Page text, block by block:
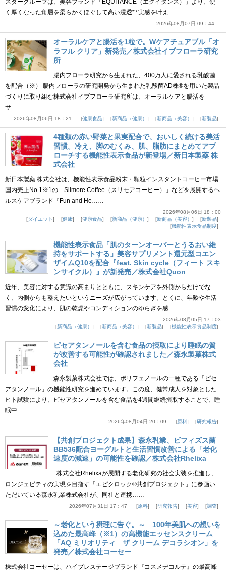
スターグループは、美容ブランド「EQUITANCE（エクイタンス）」より、硬
く厚くなった角層を柔らかくほぐして高い浸透*³ 実感を叶え……
2026年08月07日 09：44
オーラルケアと腸活を1粒で。Wケアチュアブル「オ
ラフル クリア」新発売／株式会社イブフローラ研究
所
腸内フローラ研究から生まれた、400万人に愛される乳酸菌
を配合（※） 腸内フローラの研究開発から生まれた乳酸菌AD株®を用いた製品
づくりに取り組む株式会社イブフローラ研究所は、オーラルケアと腸活を
サ……
2026年08月06日 18：21 健康食品 新商品（健康） 新商品（美容） 新製品
4種類の赤い野菜と果実配合で、おいしく続ける美活
習慣。冷え、脚のむくみ、肌、脂肪にまとめてアプ
ローチする機能性表示食品が新登場／新日本製薬 株
式会社
新日本製薬 株式会社は、機能性表示食品粉末・顆粒インスタントコーヒー市場
国内売上No.1※1の「Slimore Coffee（スリモアコーヒー）」などを展開するヘ
ルスケアブランド『Fun and He……
2026年08月06日 18：00
ダイエット
健康 健康食品 新商品（健康） 新商品（美容）
新製品
機能性表示食品制度
機能性表示食品「肌のターンオーバーとうるおい維
持をサポートする」美容サプリメント還元型コエン
ザイムQ10を配合『feat. Skin cycle（フィート スキ
ンサイクル）』が新発売／株式会社Quon
近年、美容に対する意識の高まりとともに、スキンケアを外側からだけでな
く、内側からも整えたいというニーズが広がっています。とくに、年齢や生活
習慣の変化により、肌の乾燥やコンディションのゆらぎを感……
2026年08月05日 17：03
新商品（健康）
新商品（美容） 新製品 機能性表示食品制度
ピセアタンノールを含む食品の摂取により睡眠の質
が改善する可能性が確認されました／森永製菓株式
会社
森永製菓株式会社では、ポリフェノールの一種である「ピセ
アタンノール」の機能性研究を進めています。この度、健常成人を対象とした
ヒト試験により、ピセアタンノールを含む食品を4週間継続摂取することで、睡
眠中……
2026年08月04日 20：09 原料 研究報告
【共創プロジェクト成果】森永乳業、ビフィズス菌
BB536配合ヨーグルトと生活習慣改善による「老化
速度の減速」の可能性を確認／株式会社Rhelixa
株式会社Rhelixaが展開する老化研究の社会実装を推進し、
ロンジェビティの実現を目指す「エピクロック®共創プロジェクト」に参画い
ただいている森永乳業株式会社が、同社と連携……
2026年07月31日 17：47 原料 研究報告 美容 調査
～老化という摂理に告ぐ。～ 100年美肌への想いを
込めた最高峰（※1）の高機能エッセンスクリーム
「AQ ミリオリティ ザ クリーム デコラシオン」を
発売／株式会社コーセー
株式会社コーセーは、ハイプレステージブランド『コスメデコルテ』の最高峰